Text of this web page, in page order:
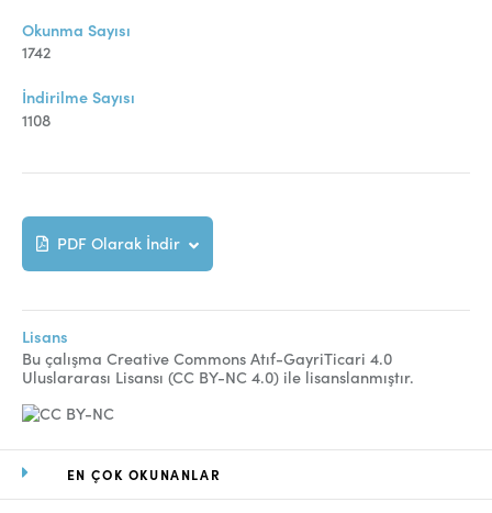
Dizinler
Telif Hakları
İletişim
FACEBOOK TWITTER YOUTUBE
EN ÇOK OKUNANLAR
Okunma Sayısı
1742
İndirilme Sayısı
1108
PDF Olarak İndir
Lisans
Bu çalışma Creative Commons Atıf-GayriTicari 4.0
Uluslararası Lisansı (CC BY-NC 4.0) ile lisanslanmıştır.